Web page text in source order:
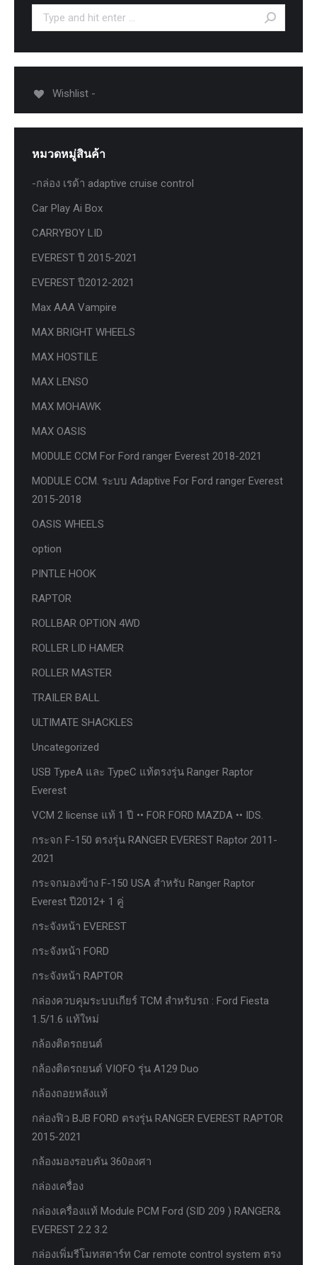
Search:
Wishlist -
หมวดหมู่สินค้า
-กล่อง เรด้า adaptive cruise control
Car Play Ai Box
CARRYBOY LID
EVEREST ปี 2015-2021
EVEREST ปี2012-2021
Max AAA Vampire
MAX BRIGHT WHEELS
MAX HOSTILE
MAX LENSO
MAX MOHAWK
MAX OASIS
MODULE CCM For Ford ranger Everest 2018-2021
MODULE CCM. ระบบ Adaptive For Ford ranger Everest
2015-2018
OASIS WHEELS
option
PINTLE HOOK
RAPTOR
ROLLBAR OPTION 4WD
ROLLER LID HAMER
ROLLER MASTER
TRAILER BALL
ULTIMATE SHACKLES
Uncategorized
USB TypeA และ TypeC แท้ตรงรุ่น Ranger Raptor
Everest
VCM 2 license แท้ 1 ปี •• FOR FORD MAZDA •• IDS.
กระจก F-150 ตรงรุ่น RANGER EVEREST Raptor 2011-
2021
กระจกมองข้าง F-150 USA สำหรับ Ranger Raptor
Everest ปี2012+ 1 คู่
กระจังหน้า EVEREST
กระจังหน้า FORD
กระจังหน้า RAPTOR
กล่องควบคุมระบบเกียร์ TCM สำหรับรถ : Ford Fiesta
1.5/1.6 แท้ใหม่
กล้องติดรถยนต์
กล้องติดรถยนต์ VIOFO รุ่น A129 Duo
กล้องถอยหลังแท้
กล่องฟิว BJB FORD ตรงรุ่น RANGER EVEREST RAPTOR
2015-2021
กล้องมองรอบคัน 360องศา
กล่องเครื่อง
กล่องเครื่องแท้ Module PCM Ford (SID 209 ) RANGER&
EVEREST 2.2 3.2
กล่องเพิ่มรีโมทสตาร์ท Car remote control system ตรง